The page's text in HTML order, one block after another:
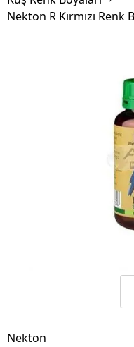
Nekton R Kırmızı Renk
Nekton